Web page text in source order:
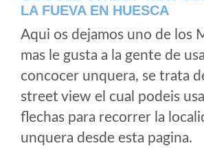
LA FUEVA EN HUESCA
Aqui os dejamos uno de los
mas le gusta a la gente de
concocer unquera, se trata
street view el cual podeis
flechas para recorrer la
unquera desde esta pagina.